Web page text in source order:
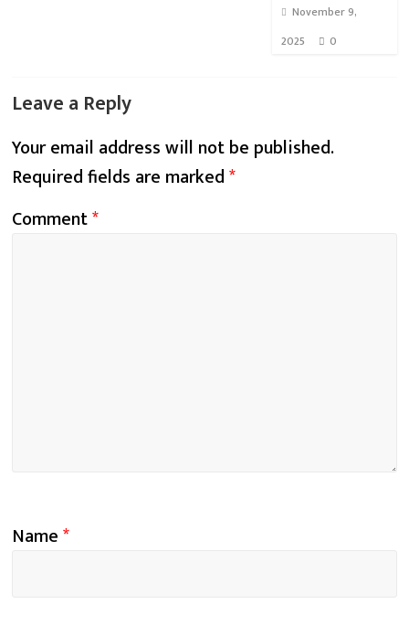
November 9,
2025
0
Leave a Reply
Your email address will not be published.
Required fields are marked*
Comment*
Name*